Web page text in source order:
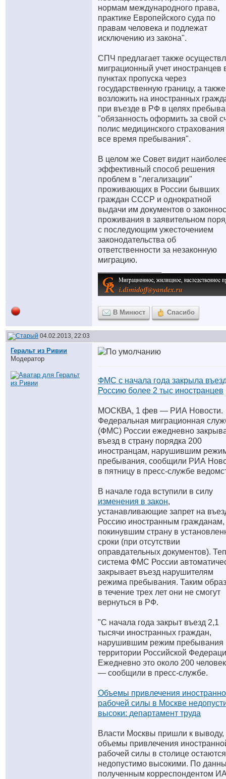
нормам международного права,
практике Европейского суда по
правам человека и подлежат
исключению из закона".
СПЧ предлагает также
миграционный учет иностранцев
пунктах пропуска через
государственную границу, а также
возложить на иностранных
при въезде в РФ в целях
"обязанность оформить за свой
полис медицинского
все время пребывания".
В целом же Совет видит
эффективный способ решения
проблем в "легализации"
проживающих в России бывших
граждан СССР и однократной
выдачи им документов о
проживания в заявительном
с последующим ужесточением
законодательства об
ответственности за незаконную
миграцию.
В Минюст Спасибо
04.02.2013, 22:03
Геральт из Ривии
Модератор
ФМС с начала года закрыла
Россию более 2 тыс иностранцев
МОСКВА, 1 фев — РИА Новости.
Федеральная миграционная
(ФМС) России ежедневно
въезд в страну порядка 200
иностранцам, нарушившим
пребывания, сообщили РИА
в пятницу в пресс-службе
В начале года вступили в силу
изменения в закон,
устанавливающие запрет на
Россию иностранным гражданам,
покинувшим страну в
сроки (при отсутствии
оправдательных документов).
система ФМС России
закрывает въезд нарушителям
режима пребывания. Таким
в течение трех лет они не смогут
вернуться в РФ.
"С начала года закрыт въезд 2,1
тысячи иностранных граждан,
нарушившим режим пребывания
территории Российской
Ежедневно это около 200
— сообщили в пресс-службе.
Объемы привлечения
рабочей силы в Москве
высоки: департамент труда
Власти Москвы пришли к выводу,
объемы привлечения
рабочей силы в столице остаются
недопустимо высокими. По
полученным корреспондентом